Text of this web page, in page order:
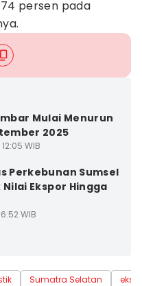
persen pada
Mulai Menurun
2025
WIB
Perkebunan Sumsel
Ekspor Hingga
WIB
Sumatra Selatan